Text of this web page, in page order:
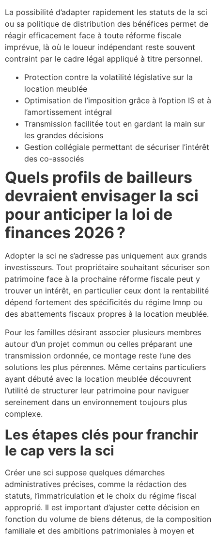
La possibilité d’adapter rapidement les statuts de la sci
ou sa politique de distribution des bénéfices permet de
réagir efficacement face à toute réforme fiscale
imprévue, là où le loueur indépendant reste souvent
contraint par le cadre légal appliqué à titre personnel.
Protection contre la volatilité législative sur la
location meublée
Optimisation de l’imposition grâce à l’option IS et à
l’amortissement intégral
Transmission facilitée tout en gardant la main sur
les grandes décisions
Gestion collégiale permettant de sécuriser l’intérêt
des co-associés
Quels profils de bailleurs
devraient envisager la sci
pour anticiper la loi de
finances 2026 ?
Adopter la sci ne s’adresse pas uniquement aux grands
investisseurs. Tout propriétaire souhaitant sécuriser son
patrimoine face à la prochaine réforme fiscale peut y
trouver un intérêt, en particulier ceux dont la rentabilité
dépend fortement des spécificités du régime lmnp ou
des abattements fiscaux propres à la location meublée.
Pour les familles désirant associer plusieurs membres
autour d’un projet commun ou celles préparant une
transmission ordonnée, ce montage reste l’une des
solutions les plus pérennes. Même certains particuliers
ayant débuté avec la location meublée découvrent
l’utilité de structurer leur patrimoine pour naviguer
sereinement dans un environnement toujours plus
complexe.
Les étapes clés pour franchir
le cap vers la sci
Créer une sci suppose quelques démarches
administratives précises, comme la rédaction des
statuts, l’immatriculation et le choix du régime fiscal
approprié. Il est important d’ajuster cette décision en
fonction du volume de biens détenus, de la composition
familiale et des ambitions patrimoniales à moyen et